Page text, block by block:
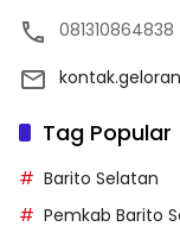
081310864838
Tag Popular
Barito Selatan
Pemkab Barito